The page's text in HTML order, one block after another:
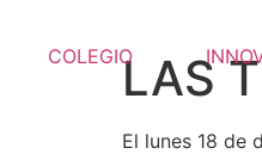
COLEGIOLAS
El lunes 18 de